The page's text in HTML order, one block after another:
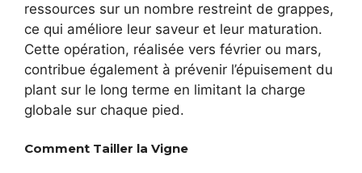
ressources sur un nombre restreint de grappes,
ce qui améliore leur saveur et leur maturation.
Cette opération, réalisée vers février ou mars,
contribue également à prévenir l’épuisement du
plant sur le long terme en limitant la charge
globale sur chaque pied.
Comment Tailler la Vigne